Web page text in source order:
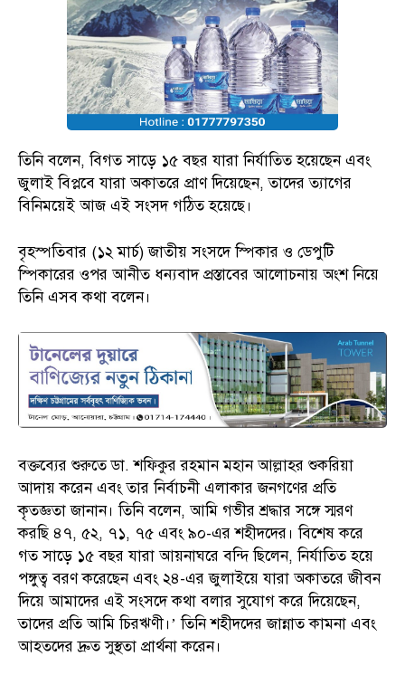
তিনি বলেন, বিগত সাড়ে ১৫ বছর যারা নির্যাতিত হয়েছেন এবং
জুলাই বিপ্লবে যারা অকাতরে প্রাণ দিয়েছেন, তাদের ত্যাগের
বিনিময়েই আজ এই সংসদ গঠিত হয়েছে।
বৃহস্পতিবার (১২ মার্চ) জাতীয় সংসদে স্পিকার ও ডেপুটি
স্পিকারের ওপর আনীত ধন্যবাদ প্রস্তাবের আলোচনায় অংশ নিয়ে
তিনি এসব কথা বলেন।
বক্তব্যের শুরুতে ডা. শফিকুর রহমান মহান আল্লাহর শুকরিয়া
আদায় করেন এবং তার নির্বাচনী এলাকার জনগণের প্রতি
কৃতজ্ঞতা জানান। তিনি বলেন, আমি গভীর শ্রদ্ধার সঙ্গে স্মরণ
করছি ৪৭, ৫২, ৭১, ৭৫ এবং ৯০-এর শহীদদের। বিশেষ করে
গত সাড়ে ১৫ বছর যারা আয়নাঘরে বন্দি ছিলেন, নির্যাতিত হয়ে
পঙ্গুত্ব বরণ করেছেন এবং ২৪-এর জুলাইয়ে যারা অকাতরে জীবন
দিয়ে আমাদের এই সংসদে কথা বলার সুযোগ করে দিয়েছেন,
তাদের প্রতি আমি চিরঋণী।’ তিনি শহীদদের জান্নাত কামনা এবং
আহতদের দ্রুত সুস্থতা প্রার্থনা করেন।